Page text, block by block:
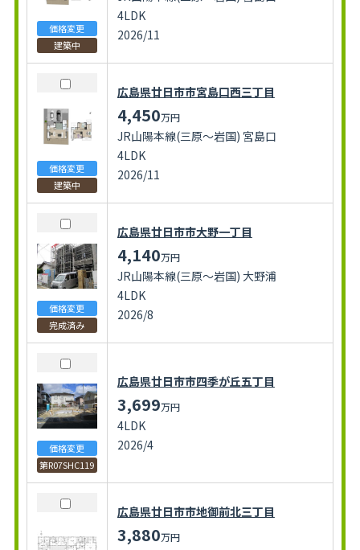
価格変更
建築中
4LDK
2026/11
価格変更
建築中
広島県廿日市市宮島口西三丁目
4,450万円
JR山陽本線(三原～岩国) 宮島口
4LDK
2026/11
価格変更
完成済み
広島県廿日市市大野一丁目
4,140万円
JR山陽本線(三原～岩国) 大野浦
4LDK
2026/8
価格変更
第R07SHC119
広島県廿日市市四季が丘五丁目
3,699万円
4LDK
2026/4
広島県廿日市市地御前北三丁目
3,880万円